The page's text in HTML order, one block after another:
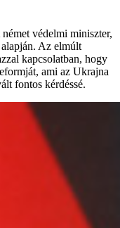
védelmi miniszter,
Az elmúlt
kapcsolatban, hogy
ami az Ukrajna
fontos kérdéssé.